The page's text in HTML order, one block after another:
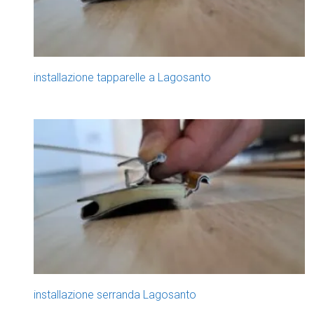
installazione tapparelle a Lagosanto
installazione serranda Lagosanto